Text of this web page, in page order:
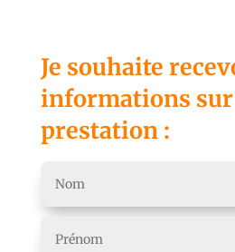
Je souhaite
informations sur
prestation :